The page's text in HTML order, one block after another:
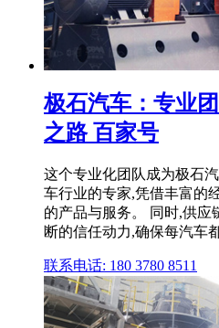
极石汽车：专业
之路 百家号
这个专业化团队成为极石
车行业的专家,凭借丰富的
的产品与服务。 同时,供应
断的信任动力,确保每汽车
联系电话: 180 3780 8511